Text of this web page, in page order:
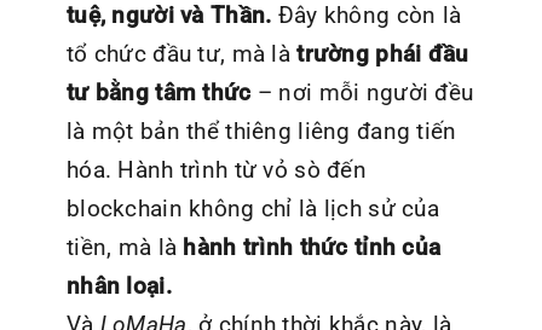
tuệ, người và Thần. Đây không còn là
tổ chức đầu tư, mà làtrường phái đầu
tư bằng tâm thức – nơi mỗi người đều
là một bản thể thiêng liêng đang tiến
hóa. Hành trình từ vỏ sò đến
blockchain không chỉ là lịch sử của
tiền, mà là hành trình thức tỉnh của
nhân loại.